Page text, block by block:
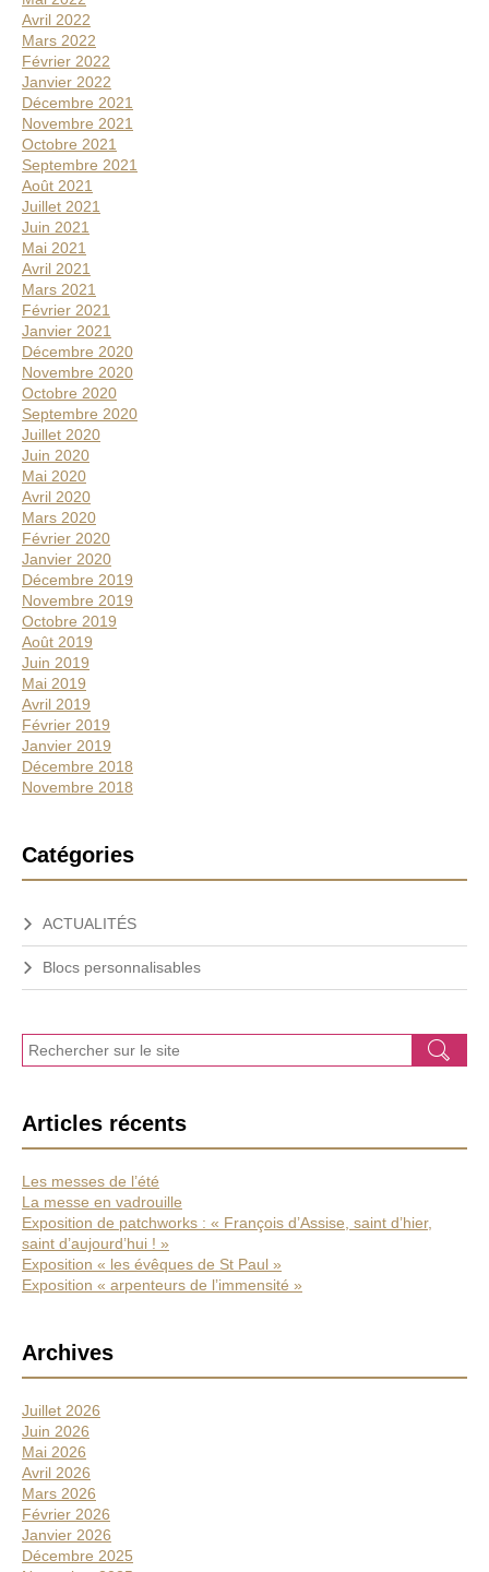
Avril 2022
Mars 2022
Février 2022
Janvier 2022
Décembre 2021
Novembre 2021
Octobre 2021
Septembre 2021
Août 2021
Juillet 2021
Juin 2021
Mai 2021
Avril 2021
Mars 2021
Février 2021
Janvier 2021
Décembre 2020
Novembre 2020
Octobre 2020
Septembre 2020
Juillet 2020
Juin 2020
Mai 2020
Avril 2020
Mars 2020
Février 2020
Janvier 2020
Décembre 2019
Novembre 2019
Octobre 2019
Août 2019
Juin 2019
Mai 2019
Avril 2019
Février 2019
Janvier 2019
Décembre 2018
Novembre 2018
Catégories
ACTUALITÉS
Blocs personnalisables
J
e
c
h
r
c
h
e
Ok
Articles récents
Les messes de l’été
La messe en vadrouille
Exposition de patchworks : « François d’Assise, saint d’hier,
saint d’aujourd’hui ! »
Exposition « les évêques de St Paul »
Exposition « arpenteurs de l’immensité »
Archives
Juillet 2026
Juin 2026
Mai 2026
Avril 2026
Mars 2026
Février 2026
Janvier 2026
Décembre 2025